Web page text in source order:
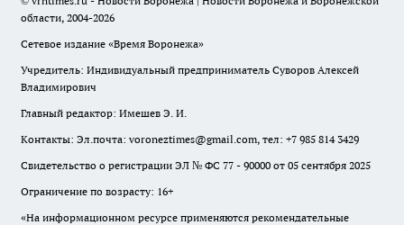
области, 2004-2026
Сетевое издание «Время Воронежа»
Учредитель: Индивидуальный предприниматель Суворов Алексей
Владимирович
Главный редактор: Имешев Э. И.
Контакты: Эл.почта: voroneztimes@gmail.com, тел: +7 985 814 3429
Свидетельство о регистрации ЭЛ № ФС 77 - 90000 от 05 сентября 2025
Ограничение по возрасту: 16+
«На информационном ресурсе применяются рекомендательные